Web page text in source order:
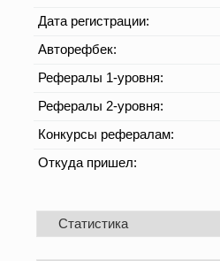
Дата регистрации:
Авторефбек:
Рефералы 1-уровня:
Рефералы 2-уровня:
Конкурсы рефералам:
Откуда пришел:
Статистика